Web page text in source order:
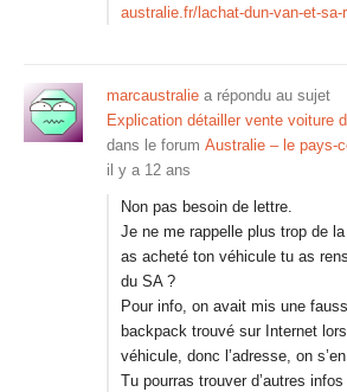
australie.fr/lachat-dun-van-et-sa-
marcaustralie a répondu au sujet
Explication détailler vente voiture
dans le forum Australie – le pays-
il y a 12 ans
Non pas besoin de lettre.
Je ne me rappelle plus trop de
as acheté ton véhicule tu as
du SA ?
Pour info, on avait mis une
backpack trouvé sur Internet
véhicule, donc l’adresse, on
Tu pourras trouver d’autres